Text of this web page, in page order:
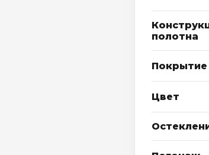
полотна
Покрытие
Цвет